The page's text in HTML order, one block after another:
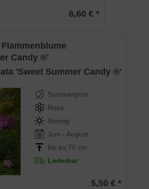
6,60 € *
Candy ®'
'Sweet Summer Candy ®'
Sommergrün
Rosa
Sonnig
Juni - August
bis zu 70 cm
Lieferbar
5,50 € *